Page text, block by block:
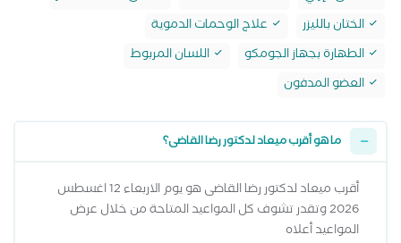
الختان بالليزر
علاج الوحمات الدموية
الطهارة بجهاز الجومكو
اللسان المربوط
العضو المدفون
ما هو أقرب ميعاد لدكتور رضا القاضى؟
أقرب ميعاد لدكتور رضا القاضى هو يوم الاربعاء 12 اغسطس
2026 وتقدر تشوف كل المواعيد المتاحة من خلال عرض
المواعيد أعلاه